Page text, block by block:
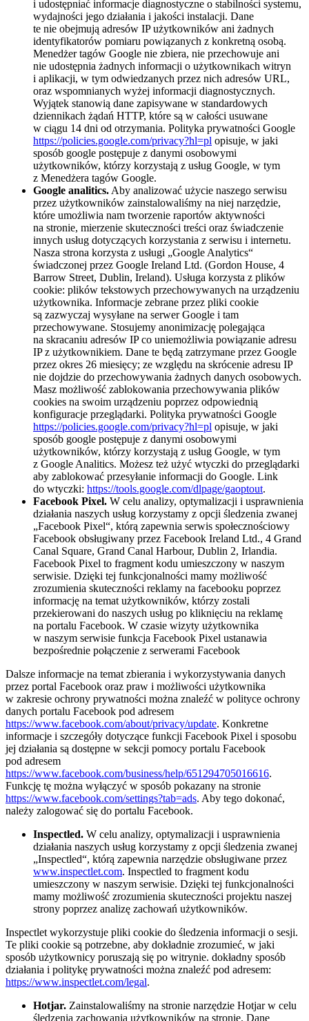
i udostępniać informacje diagnostyczne o stabilności systemu,
wydajności jego działania i jakości instalacji. Dane
te nie obejmują adresów IP użytkowników ani żadnych
identyfikatorów pomiaru powiązanych z konkretną osobą.
Menedżer tagów Google nie zbiera, nie przechowuje ani
nie udostępnia żadnych informacji o użytkownikach witryn
i aplikacji, w tym odwiedzanych przez nich adresów URL,
oraz wspomnianych wyżej informacji diagnostycznych.
Wyjątek stanowią dane zapisywane w standardowych
dziennikach żądań HTTP, które są w całości usuwane
w ciągu 14 dni od otrzymania. Polityka prywatności Google
https://policies.google.com/privacy?hl=pl opisuje, w jaki
sposób google postępuje z danymi osobowymi
użytkowników, którzy korzystają z usług Google, w tym
z Menedżera tagów Google.
Google analitics. Aby analizować użycie naszego serwisu
przez użytkowników zainstalowaliśmy na niej narzędzie,
które umożliwia nam tworzenie raportów aktywności
na stronie, mierzenie skuteczności treści oraz świadczenie
innych usług dotyczących korzystania z serwisu i internetu.
Nasza strona korzysta z usługi „Google Analytics“
świadczonej przez Google Ireland Ltd. (Gordon House, 4
Barrow Street, Dublin, Ireland). Usługa korzysta z plików
cookie: plików tekstowych przechowywanych na urządzeniu
użytkownika. Informacje zebrane przez pliki cookie
są zazwyczaj wysyłane na serwer Google i tam
przechowywane. Stosujemy anonimizację polegająca
na skracaniu adresów IP co uniemożliwia powiązanie adresu
IP z użytkownikiem. Dane te będą zatrzymane przez Google
przez okres 26 miesięcy; ze względu na skrócenie adresu IP
nie dojdzie do przechowywania żadnych danych osobowych.
Masz możliwość zablokowania przechowywania plików
cookies na swoim urządzeniu poprzez odpowiednią
konfiguracje przeglądarki. Polityka prywatności Google
https://policies.google.com/privacy?hl=pl opisuje, w jaki
sposób google postępuje z danymi osobowymi
użytkowników, którzy korzystają z usług Google, w tym
z Google Analitics. Możesz też użyć wtyczki do przeglądarki
aby zablokować przesyłanie informacji do Google. Link
do wtyczki: https://tools.google.com/dlpage/gaoptout.
Facebook Pixel. W celu analizy, optymalizacji i usprawnienia
działania naszych usług korzystamy z opcji śledzenia zwanej
„Facebook Pixel“, którą zapewnia serwis społecznościowy
Facebook obsługiwany przez Facebook Ireland Ltd., 4 Grand
Canal Square, Grand Canal Harbour, Dublin 2, Irlandia.
Facebook Pixel to fragment kodu umieszczony w naszym
serwisie. Dzięki tej funkcjonalności mamy możliwość
zrozumienia skuteczności reklamy na facebooku poprzez
informację na temat użytkowników, którzy zostali
przekierowani do naszych usług po kliknięciu na reklamę
na portalu Facebook. W czasie wizyty użytkownika
w naszym serwisie funkcja Facebook Pixel ustanawia
bezpośrednie połączenie z serwerami Facebook
Dalsze informacje na temat zbierania i wykorzystywania danych
przez portal Facebook oraz praw i możliwości użytkownika
w zakresie ochrony prywatności można znaleźć w polityce ochrony
danych portalu Facebook pod adresem
https://www.facebook.com/about/privacy/update. Konkretne
informacje i szczegóły dotyczące funkcji Facebook Pixel i sposobu
jej działania są dostępne w sekcji pomocy portalu Facebook
pod adresem
https://www.facebook.com/business/help/651294705016616.
Funkcję tę można wyłączyć w sposób pokazany na stronie
https://www.facebook.com/settings?tab=ads. Aby tego dokonać,
należy zalogować się do portalu Facebook.
Inspectled. W celu analizy, optymalizacji i usprawnienia
działania naszych usług korzystamy z opcji śledzenia zwanej
„Inspectled“, którą zapewnia narzędzie obsługiwane przez
www.inspectlet.com. Inspectled to fragment kodu
umieszczony w naszym serwisie. Dzięki tej funkcjonalności
mamy możliwość zrozumienia skuteczności projektu naszej
strony poprzez analizę zachowań użytkowników.
Inspectlet wykorzystuje pliki cookie do śledzenia informacji o sesji.
Te pliki cookie są potrzebne, aby dokładnie zrozumieć, w jaki
sposób użytkownicy poruszają się po witrynie. dokładny sposób
działania i politykę prywatności można znaleźć pod adresem:
https://www.inspectlet.com/legal.
Hotjar. Zainstalowaliśmy na stronie narzędzie Hotjar w celu
śledzenia zachowania użytkowników na stronie. Dane